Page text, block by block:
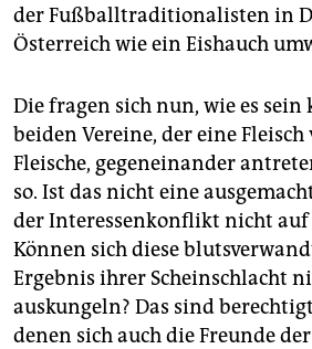
der Fußballtraditionalisten in
Österreich wie ein Eishauch
Die fragen sich nun, wie es sein
beiden Vereine, der eine Fleisch
Fleische, gegeneinander
so. Ist das nicht eine
der Interessenkonflikt nicht auf
Können sich diese
Ergebnis ihrer Scheinschlacht
auskungeln? Das sind
denen sich auch die Freunde